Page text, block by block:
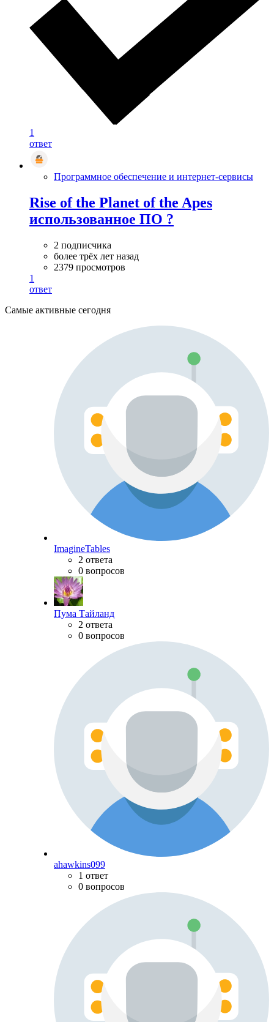
1
ответ
Программное обеспечение и интернет-сервисы
Rise of the Planet of the Apes
использованное ПО ?
2 подписчика
более трёх лет назад
2379 просмотров
1
ответ
Самые активные сегодня
ImagineTables
2 ответа
0 вопросов
Пума Тайланд
2 ответа
0 вопросов
ahawkins099
1 ответ
0 вопросов